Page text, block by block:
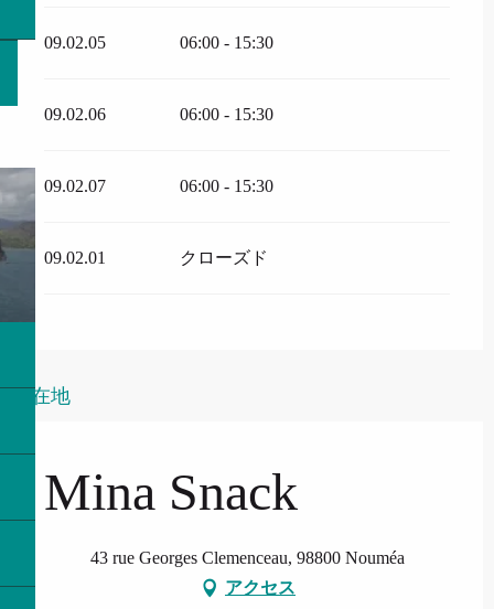
09.02.05 06:00 - 15:30
09.02.06 06:00 - 15:30
09.02.07 06:00 - 15:30
09.02.01 クローズド
所在地
Mina Snack
43 rue Georges Clemenceau, 98800 Nouméa
アクセス